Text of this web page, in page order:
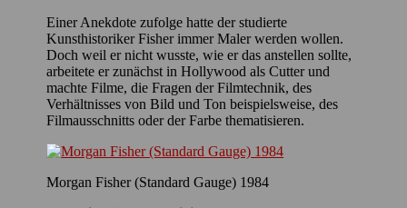
Einer Anekdote zufolge hatte der studierte
Kunsthistoriker Fisher immer Maler werden wollen.
Doch weil er nicht wusste, wie er das anstellen sollte,
arbeitete er zunächst in Hollywood als Cutter und
machte Filme, die Fragen der Filmtechnik, des
Verhältnisses von Bild und Ton beispielsweise, des
Filmausschnitts oder der Farbe thematisieren.
Morgan Fisher (Standard Gauge) 1984